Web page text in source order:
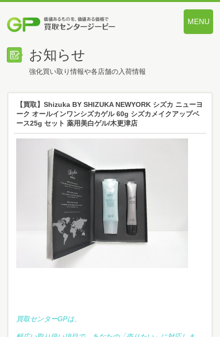
MENU
お知らせ
強化買い取り情報や各店舗の入荷情報
【買取】Shizuka BY SHIZUKA NEWYORK シズカ ニューヨ
ーク オールインワンシズカゲル 60g シズカメイクアップベ
ース25g セット 薬用美白ゲル/木更津店
買取センターGPは、